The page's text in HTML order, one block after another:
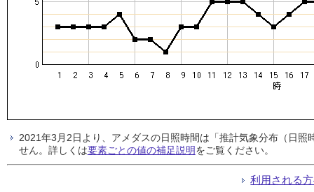
2021年3月2日より、アメダスの日照時間は「推計気象分布（日
せん。詳しくは要素ごとの値の補足説明をご覧ください。
利用される